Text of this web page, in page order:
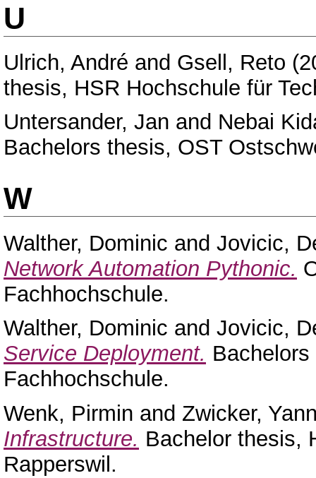
U
Ulrich, André and Gsell, Reto
thesis, HSR Hochschule für
Untersander, Jan and Nebai
Bachelors thesis, OST
W
Walther, Dominic and Jovicic,
Network Automation Pythonic.
Fachhochschule.
Walther, Dominic and Jovicic,
Service Deployment.
Fachhochschule.
Wenk, Pirmin and Zwicker,
Infrastructure. Bachelor thesis,
Rapperswil.